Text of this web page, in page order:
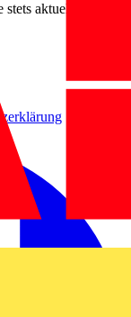
aktuelle